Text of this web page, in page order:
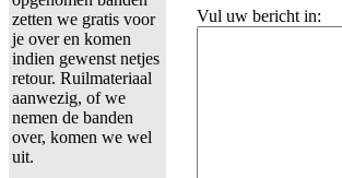
zetten we gratis voor
je over en komen
indien gewenst netjes
retour. Ruilmateriaal
aanwezig, of we
nemen de banden
over, komen we wel
uit.
Vul uw bericht in: